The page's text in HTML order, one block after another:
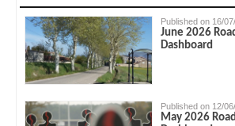
Published on 16/
June 2026
Dashboard
Published on 12/
May 2026